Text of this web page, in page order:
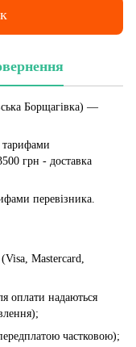
Борщагівка) —
грн - доставка
перевізника.
Mastercard,
оплати надаються
частковою);